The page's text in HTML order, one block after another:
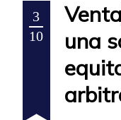
3
10
una